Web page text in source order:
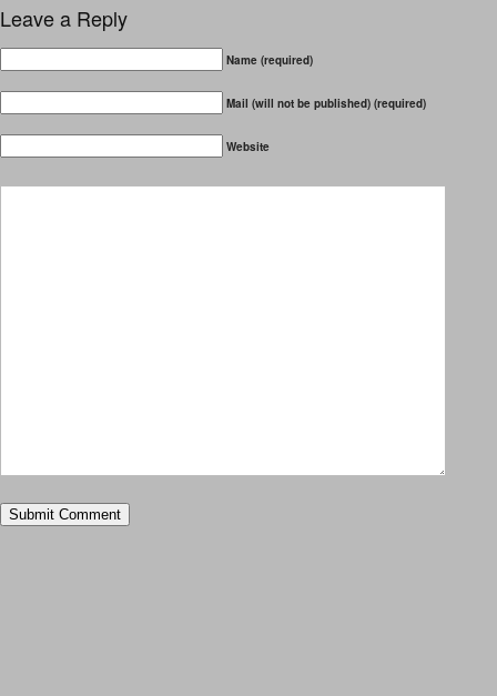
Leave a Reply
Name (required)
Mail (will not be published) (required)
Website